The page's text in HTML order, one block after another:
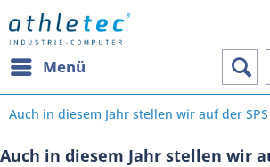
Menü
Auch in diesem Jahr stellen wir auf der
Auch in diesem Jahr stellen wir